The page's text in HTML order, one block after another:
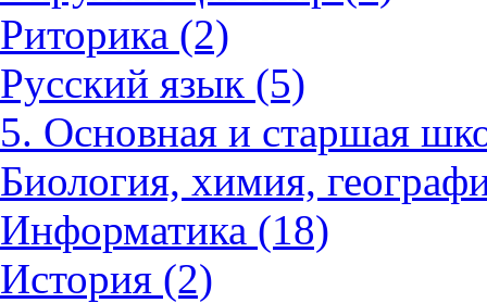
Риторика (2)
Русский язык (5)
5. Основная и старшая
Биология, химия,
Информатика (18)
История (2)